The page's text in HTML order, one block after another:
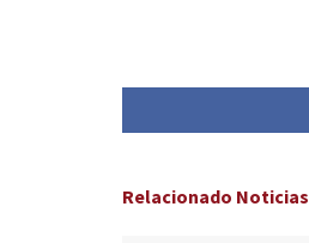
Relacionado Noticias